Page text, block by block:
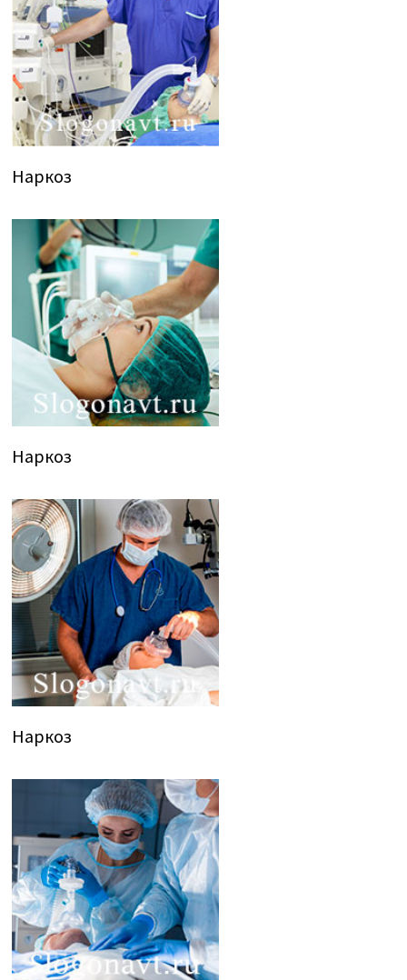
Наркоз
Наркоз
Наркоз